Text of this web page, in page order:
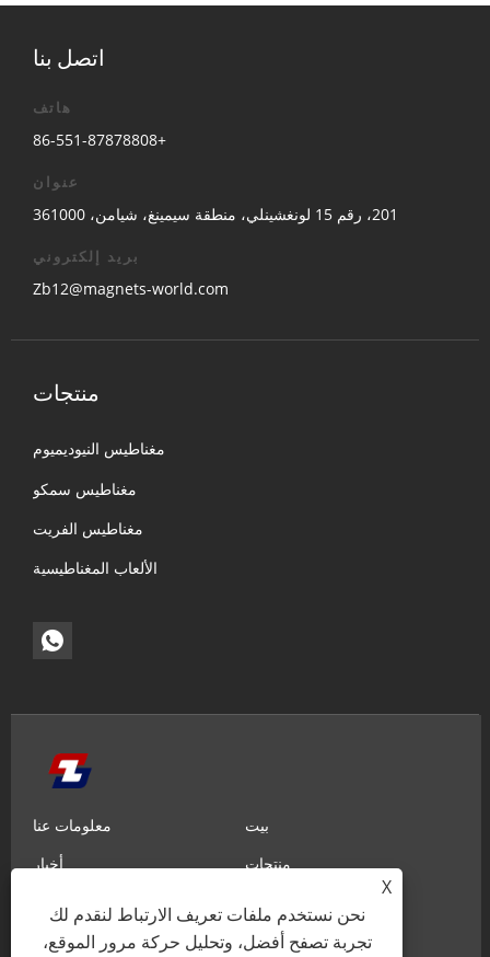
اتصل بنا
هاتف
+86-551-87878808
عنوان
201، رقم 15 لونغشينلي، منطقة سيمينغ، شيامن، 361000
بريد إلكتروني
Zb12@magnets-world.com
منتجات
مغناطيس النيوديميوم
مغناطيس سمكو
مغناطيس الفريت
الألعاب المغناطيسية
بيت
معلومات عنا
منتجات
أخبار
اتصل بنا
X
نحن نستخدم ملفات تعريف الارتباط لنقدم لك
تجربة تصفح أفضل، وتحليل حركة مرور الموقع،